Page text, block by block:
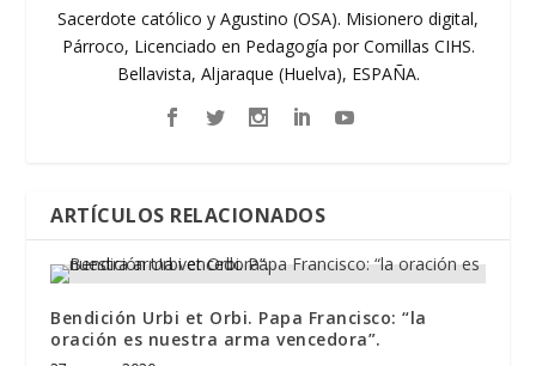
Sacerdote católico y Agustino (OSA). Misionero digital,
Párroco, Licenciado en Pedagogía por Comillas CIHS.
Bellavista, Aljaraque (Huelva), ESPAÑA.
ARTÍCULOS RELACIONADOS
Bendición Urbi et Orbi. Papa Francisco: “la
oración es nuestra arma vencedora”.